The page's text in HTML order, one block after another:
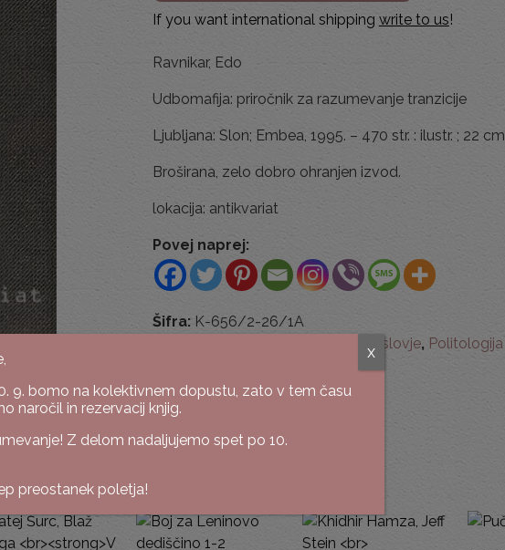
If you want international shipping write to us!
Ravnikar, Edo
Udbomafija: priročnik za razumevanje tranzicije
Ljubljana: Slon; Embea, 1995. – 470 str. : ilustr. ; 22 cm
Broširana, zelo dobro ohranjen izvod.
lokacija: antikvariat
Povej naprej:
Šifra: K-656/2-26/1A
Humanistika in družboslovje, Politologija
9. bomo na kolektivnem dopustu, zato v tem času
naročil in rezervacij knjig.
Z delom nadaljujemo spet po 10.
preostanek poletja!
x